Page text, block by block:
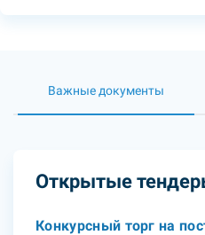
Важные документы
Открытые
Конкурсный торг на